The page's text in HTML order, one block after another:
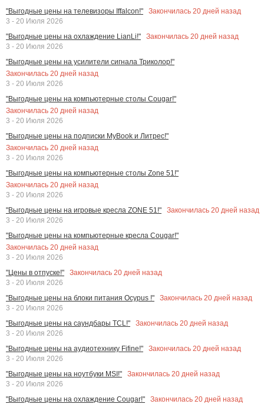
"Выгодные цены на телевизоры Iffalcon!" Закончилась 20 дней назад
3 - 20 Июля 2026
"Выгодные цены на охлаждение LianLi!"
Закончилась 20 дней назад
3 - 20 Июля 2026
"Выгодные цены на усилители сигнала Триколор!"
Закончилась 20 дней назад
3 - 20 Июля 2026
"Выгодные цены на компьютерные столы Cougar!"
Закончилась 20 дней назад
3 - 20 Июля 2026
"Выгодные цены на подписки MyBook и Литрес!"
Закончилась 20 дней назад
3 - 20 Июля 2026
"Выгодные цены на компьютерные столы Zone 51!"
Закончилась 20 дней назад
3 - 20 Июля 2026
"Выгодные цены на игровые кресла ZONE 51!"
Закончилась 20 дней назад
3 - 20 Июля 2026
"Выгодные цены на компьютерные кресла Cougar!"
Закончилась 20 дней назад
3 - 20 Июля 2026
"Цены в отпуске!"
Закончилась 20 дней назад
3 - 20 Июля 2026
"Выгодные цены на блоки питания Ocypus !"
Закончилась 20 дней назад
3 - 20 Июля 2026
"Выгодные цены на саундбары TCL!"
Закончилась 20 дней назад
3 - 20 Июля 2026
"Выгодные цены на аудиотехнику Fifine!"
Закончилась 20 дней назад
3 - 20 Июля 2026
"Выгодные цены на ноутбуки MSI!"
Закончилась 20 дней назад
3 - 20 Июля 2026
"Выгодные цены на охлаждение Cougar!"
Закончилась 20 дней назад